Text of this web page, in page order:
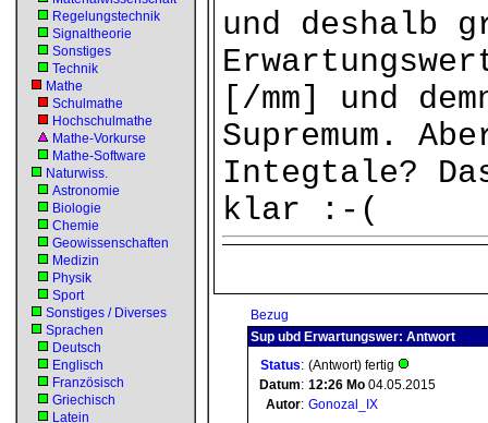
Regelungstechnik
Signaltheorie
Sonstiges
Technik
Mathe
Schulmathe
Hochschulmathe
Mathe-Vorkurse
Mathe-Software
Naturwiss.
Astronomie
Biologie
Chemie
Geowissenschaften
Medizin
Physik
Sport
Sonstiges / Diverses
Sprachen
Deutsch
Englisch
Französisch
Griechisch
Latein
und deshalb
[/mm] und
Supremum.
Integtale?
klar :-(
Bezug
Sup ubd Erwartungswer: Antwort
Status: (Antwort) fertig
Datum: 12:26 Mo 04.05.2015
Autor: Gonozal_IX